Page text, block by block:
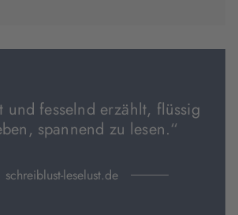
und fesselnd erzählt, flüssig
spannend zu lesen.“
schreiblust-leselust.de